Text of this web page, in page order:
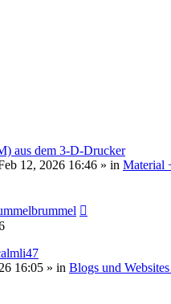
aus dem 3-D-Drucker
12, 2026 16:46 » in Material
16:05 » in Blogs und